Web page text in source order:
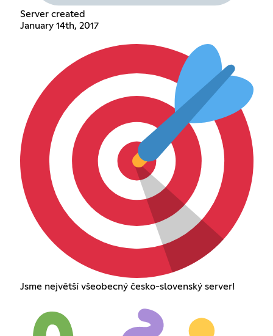
Server created
January 14th, 2017
Jsme největší všeobecný česko-slovenský server!